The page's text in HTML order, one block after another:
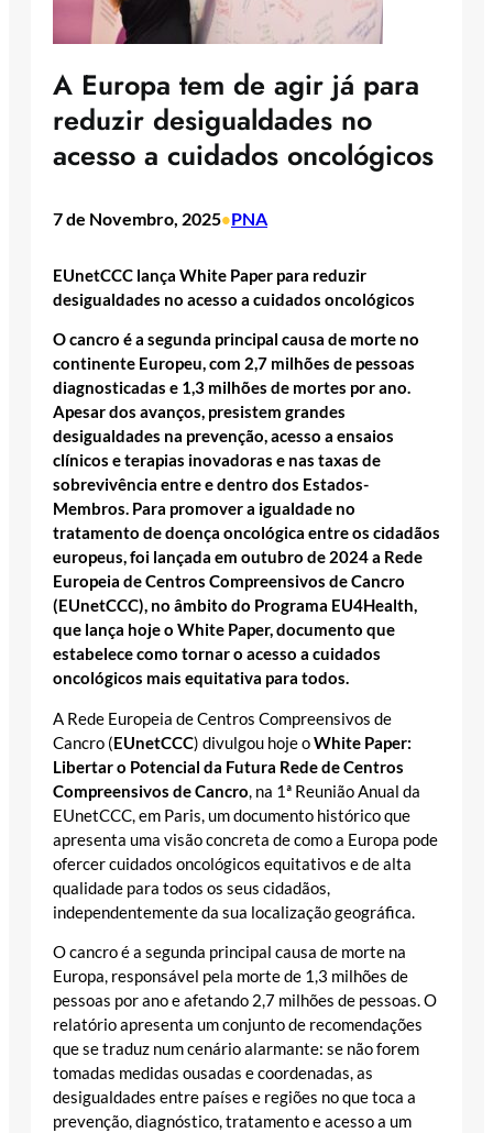
A Europa tem de agir já para
reduzir desigualdades no
acesso a cuidados oncológicos
7 de Novembro, 2025•PNA
EUnetCCC lança White Paper para reduzir
desigualdades no acesso a cuidados oncológicos
O cancro é a segunda principal causa de morte no
continente Europeu, com 2,7 milhões de pessoas
diagnosticadas e 1,3 milhões de mortes por ano.
Apesar dos avanços, presistem grandes
desigualdades na prevenção, acesso a ensaios
clínicos e terapias inovadoras e nas taxas de
sobrevivência entre e dentro dos Estados-
Membros. Para promover a igualdade no
tratamento de doença oncológica entre os cidadãos
europeus, foi lançada em outubro de 2024 a Rede
Europeia de Centros Compreensivos de Cancro
(EUnetCCC), no âmbito do Programa EU4Health,
que lança hoje o White Paper, documento que
estabelece como tornar o acesso a cuidados
oncológicos mais equitativa para todos.
A Rede Europeia de Centros Compreensivos de
Cancro (EUnetCCC) divulgou hoje oWhite Paper:
Libertar o Potencial da Futura Rede de Centros
Compreensivos de Cancro, na 1ª Reunião Anual da
EUnetCCC, em Paris, um documento histórico que
apresenta uma visão concreta de como a Europa pode
ofercer cuidados oncológicos equitativos e de alta
qualidade para todos os seus cidadãos,
independentemente da sua localização geográfica.
O cancro é a segunda principal causa de morte na
Europa, responsável pela morte de 1,3 milhões de
pessoas por ano e afetando 2,7 milhões de pessoas. O
relatório apresenta um conjunto de recomendações
que se traduz num cenário alarmante: se não forem
tomadas medidas ousadas e coordenadas, as
desigualdades entre países e regiões no que toca a
prevenção, diagnóstico, tratamento e acesso a um